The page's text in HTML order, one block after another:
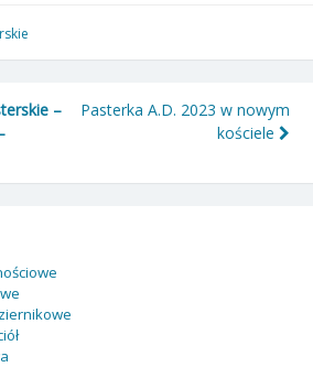
–
Pasterka A.D. 2023 w nowym
kościele